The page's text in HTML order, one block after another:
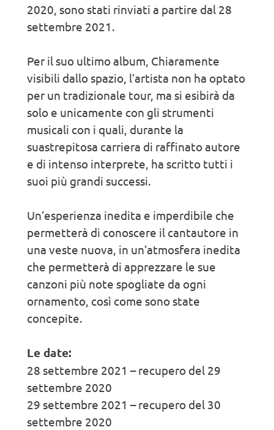
2020, sono stati rinviati a partire dal 28
settembre 2021.
Per il suo ultimo album, Chiaramente
visibili dallo spazio, l’artista non ha optato
per un tradizionale tour, ma si esibirà da
solo e unicamente con gli strumenti
musicali con i quali, durante la
suastrepitosa carriera di raffinato autore
e di intenso interprete, ha scritto tutti i
suoi più grandi successi.
Un’esperienza inedita e imperdibile che
permetterà di conoscere il cantautore in
una veste nuova, in un’atmosfera inedita
che permetterà di apprezzare le sue
canzoni più note spogliate da ogni
ornamento, così come sono state
concepite.
Le date:
28 settembre 2021 – recupero del 29
settembre 2020
29 settembre 2021 – recupero del 30
settembre 2020